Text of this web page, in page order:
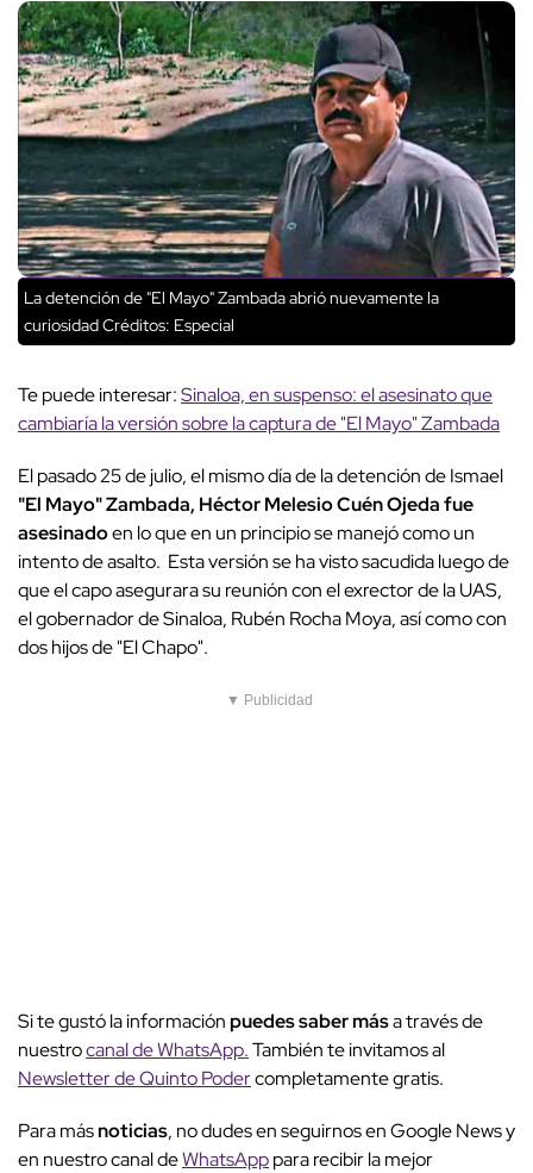
La detención de "El Mayo" Zambada abrió nuevamente la
curiosidadCréditos: Especial
Te puede interesar:Sinaloa, en suspenso: el asesinato que
cambiaría la versión sobre la captura de "El Mayo" Zambada
El pasado 25 de julio, el mismo día de la detención de Ismael
"El Mayo" Zambada, Héctor Melesio Cuén Ojeda fue
asesinadoen lo que en un principio se manejó como un
intento de asalto. Esta versión se ha visto sacudida luego de
que el capo asegurara su reunión con el exrector de la UAS,
el gobernador de Sinaloa, Rubén Rocha Moya, así como con
dos hijos de "El Chapo".
▼ Publicidad
Si te gustó la informaciónpuedes saber mása través de
nuestrocanal de WhatsApp.También te invitamos al
Newsletter de Quinto Podercompletamente gratis.
Para másnoticias, no dudes en seguirnos en Google News y
en nuestro canal deWhatsApppara recibir la mejor